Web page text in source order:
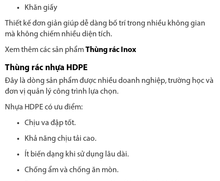
Khăn giấy
Thiết kế đơn giản giúp dễ dàng bố trí trong nhiều không gian
mà không chiếm nhiều diện tích.
Xem thêm các sản phẩmThùng rác Inox
Thùng rác nhựa HDPE
Đây là dòng sản phẩm được nhiều doanh nghiệp, trường học và
đơn vị quản lý công trình lựa chọn.
Nhựa HDPE có ưu điểm:
Chịu va đập tốt.
Khả năng chịu tải cao.
Ít biến dạng khi sử dụng lâu dài.
Chống ẩm và chống ăn mòn.